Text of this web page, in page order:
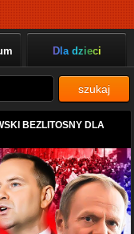
Dla dzieci
szukaj
BEZLITOSNY DLA